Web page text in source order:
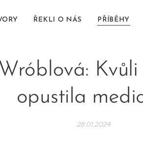
ŘEKLI O NÁS PŘÍBĚHY
opustila
28.01.2024